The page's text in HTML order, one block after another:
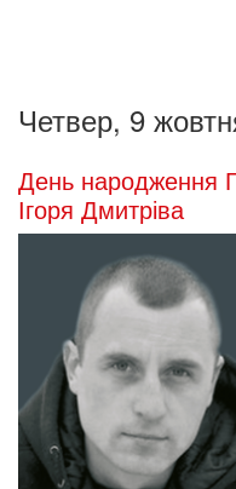
Четвер, 9
День народження
Ігоря Дмитріва